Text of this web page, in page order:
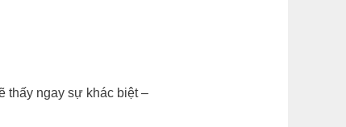
thấy ngay sự khác biệt –